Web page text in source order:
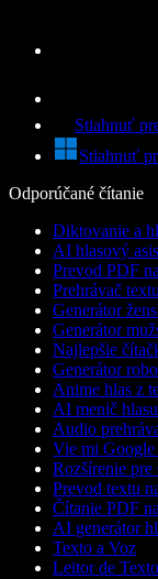
Stiahnuť
Stiahnuť
Odporúčané čítanie
Diktovanie a
AI hlasový
Prevod PDF
Prehrávač
Generátor
Generátor
Najlepšie
Generátor
Anime hlas z
AI menič hlasu
Audio
Vie mi Google
Rozšírenie pre
Prevod textu
Čítanie PDF
AI generátor
Texto a Voz
Leitor de Texto